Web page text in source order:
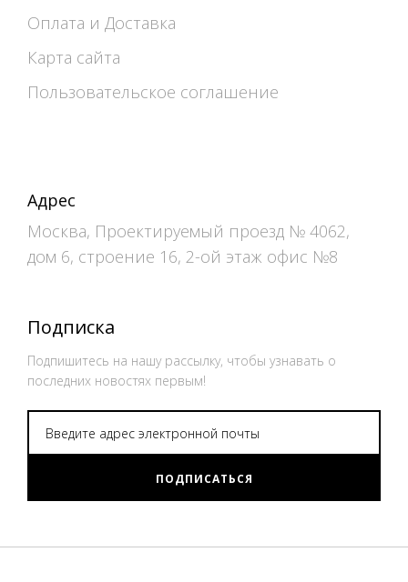
Оплата и Доставка
Карта сайта
Пользовательское соглашение
Адрес
Москва, Проектируемый проезд № 4062,
дом 6, строение 16, 2-ой этаж офис №8
Подписка
Подпишитесь на нашу рассылку, чтобы узнавать о
последних новостях первым!
ПОДПИСАТЬСЯ